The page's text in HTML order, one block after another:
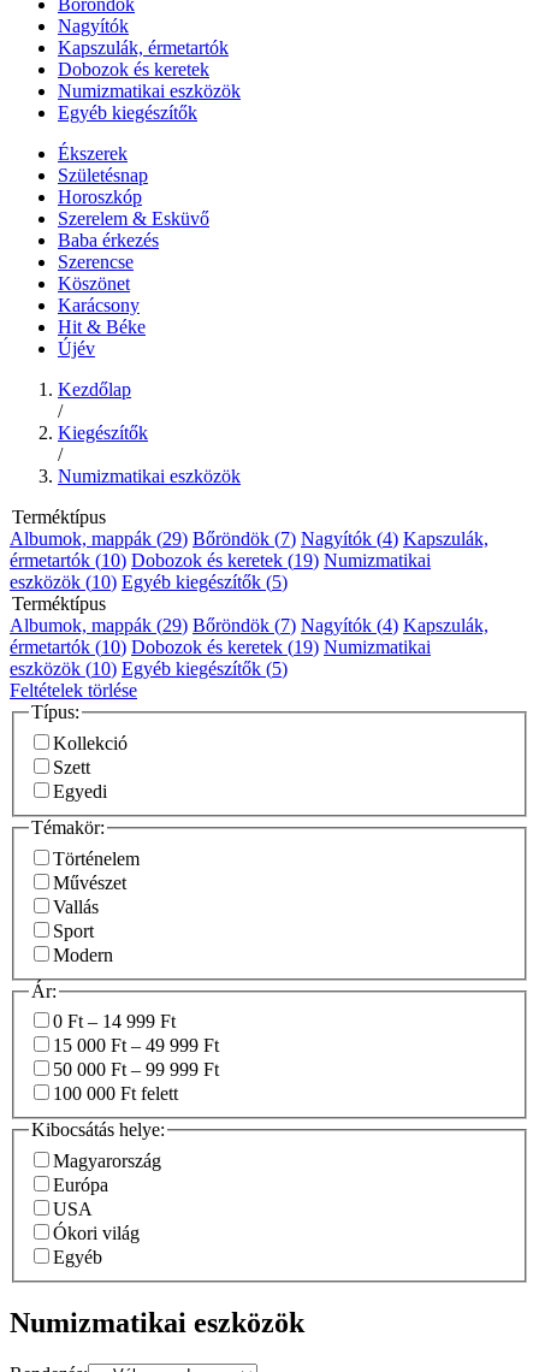
Bőröndök
Nagyítók
Kapszulák, érmetartók
Dobozok és keretek
Numizmatikai eszközök
Egyéb kiegészítők
Ékszerek
Születésnap
Horoszkóp
Szerelem & Esküvő
Baba érkezés
Szerencse
Köszönet
Karácsony
Hit & Béke
Újév
Kezdőlap
/
Kiegészítők
/
Numizmatikai eszközök
Terméktípus
Albumok, mappák (29) Bőröndök (7) Nagyítók (4) Kapszulák,
érmetartók (10) Dobozok és keretek (19) Numizmatikai
eszközök (10) Egyéb kiegészítők (5)
Terméktípus
Albumok, mappák (29) Bőröndök (7) Nagyítók (4) Kapszulák,
érmetartók (10) Dobozok és keretek (19) Numizmatikai
eszközök (10) Egyéb kiegészítők (5)
Feltételek törlése
Típus:
Kollekció
Szett
Egyedi
Témakör:
Történelem
Művészet
Vallás
Sport
Modern
Ár:
0 Ft – 14 999 Ft
15 000 Ft – 49 999 Ft
50 000 Ft – 99 999 Ft
100 000 Ft felett
Kibocsátás helye:
Magyarország
Európa
USA
Ókori világ
Egyéb
Numizmatikai eszközök